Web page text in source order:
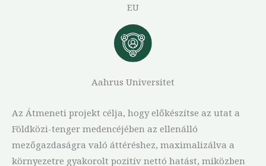
EU
Aahrus Universitet
Az Átmeneti projekt célja, hogy előkészítse az utat a
Földközi-tenger medencéjében az ellenálló
mezőgazdaságra való áttéréshez, maximalizálva a
környezetre gyakorolt pozitív nettó hatást, miközben